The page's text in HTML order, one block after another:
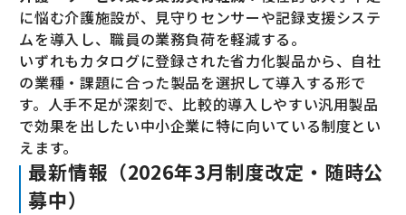
に悩む介護施設が、見守りセンサーや記録支援システ
ムを導入し、職員の業務負荷を軽減する。
いずれもカタログに登録された省力化製品から、自社
の業種・課題に合った製品を選択して導入する形で
す。人手不足が深刻で、比較的導入しやすい汎用製品
で効果を出したい中小企業に特に向いている制度とい
えます。
最新情報（2026年3月制度改定・随時公
募中）